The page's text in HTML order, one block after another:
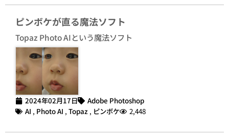
ピンボケが直る魔法ソフト
Topaz Photo AIという魔法ソフト
2024年02月17日
Adobe Photoshop
AI , Photo AI , Topaz , ピンボケ 2,448